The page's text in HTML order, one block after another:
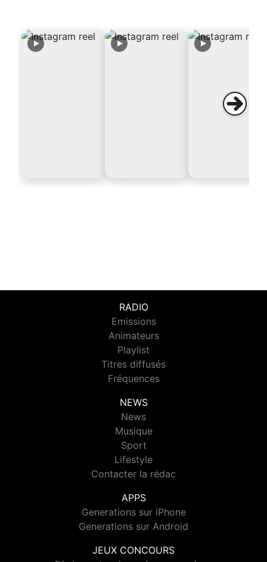
RADIO
Emissions
Animateurs
Playlist
Titres diffusés
Fréquences
NEWS
News
Musique
Sport
Lifestyle
Contacter la rédac
APPS
Generations sur iPhone
Generations sur Android
JEUX CONCOURS